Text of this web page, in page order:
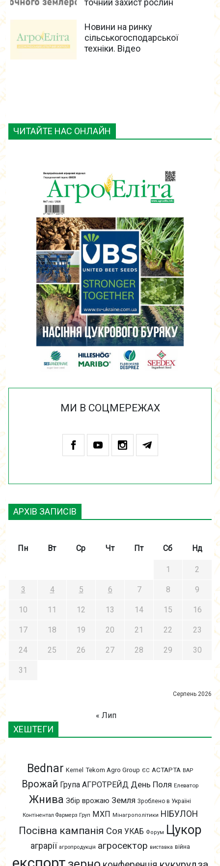
ЧИТАЙТЕ НАС ОНЛАЙН
МИ В СОЦМЕРЕЖАХ
АРХІВ ЗАПИСІВ
Серпень 2026
Пн Вт Ср Чт Пт Сб Нд
1 2
3 4 5 6 7 8 9
10 11 12 13 14 15 16
17 18 19 20 21 22 23
24 25 26 27 28 29 30
31
« Лип
ХЕШТЕГИ
Bednar Kernel Tekom Agro Group ЄС АСТАРТА ВАР
Врожай Група АГРОТРЕЙД День Поля Елеватор
Жнива Збір врожаю Земля Зроблено в Україні
Контінентал Фармерз Груп МХП Мінагрополітики НІБУЛОН
Посівна кампанія Соя УКАБ Форум Цукор
аграрії агропродукція агросектор виставка війна
точний захист рослин
Новини на ринку
сільськогосподарської
техніки. Відео